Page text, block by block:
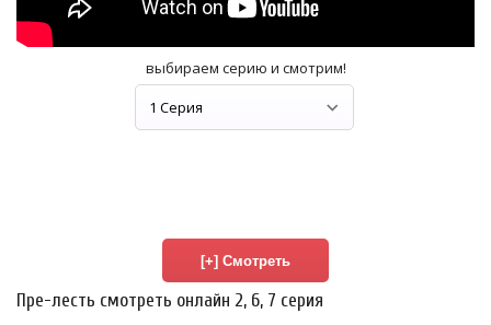
выбираем серию и смотрим!
Пре-лесть смотреть онлайн 2, 6, 7 серия